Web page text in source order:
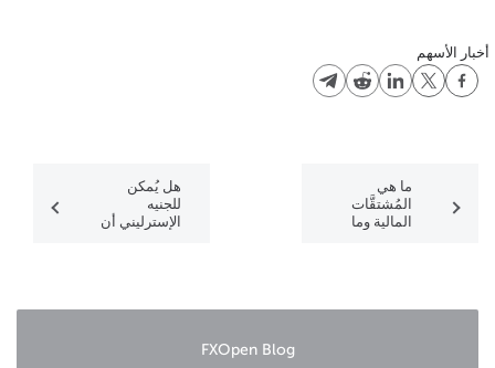
أخبار الأسهم
ما هي
المُشتقَّات
المالية وما
هل يُمكن
للجنيه
الإسترليني أن
FXOpen Blog